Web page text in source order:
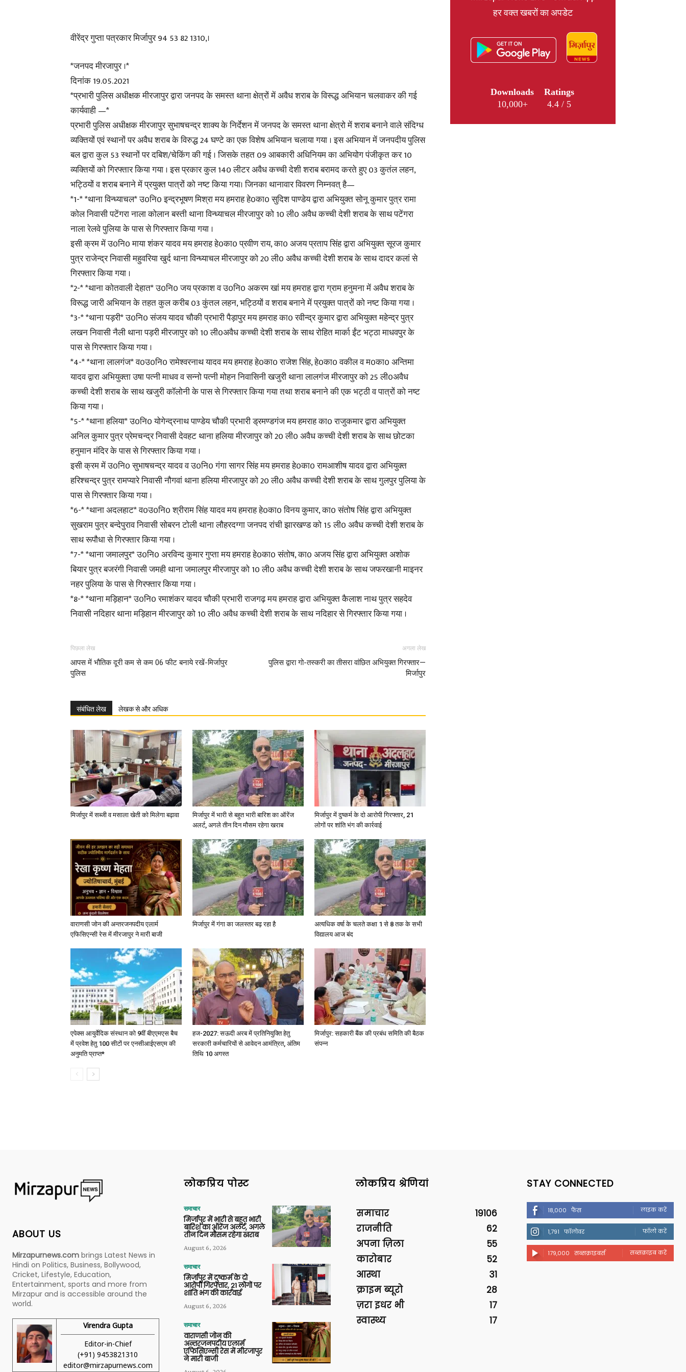
Latest
News
in
Hindi,
Today
News
वीरेंद्र गुप्ता पत्रकार मिर्जापुर 94 53 82 1310,।
*जनपद मीरजापुर ।*
दिनांक 19.05.2021
*प्रभारी पुलिस अधीक्षक मीरजापुर द्वारा जनपद के समस्त थाना क्षेत्रों में अवैध शराब के विरूद्ध अभियान चलवाकर की गई
कार्यवाही —*
प्रभारी पुलिस अधीक्षक मीरजापुर सुभाषचन्द्र शाक्य के निर्देशन में जनपद के समस्त थाना क्षेत्रो में शराब बनाने वाले संदिग्ध
व्यक्तियों एवं स्थानों पर अवैध शराब के विरुद्ध 24 घण्टे का एक विशेष अभियान चलाया गया । इस अभियान में जनपदीय पुलिस
बल द्वारा कुल 53 स्थानों पर दबिश/चेकिंग की गई । जिसके तहत 09 आबकारी अधिनियम का अभियोग पंजीकृत कर 10
व्यक्तियों को गिरफ्तार किया गया । इस प्रकार कुल 140 लीटर अवैध कच्ची देशी शराब बरामद करते हुए 03 कुतंल लहन,
भट्ठियों व शराब बनाने में प्रयुक्त पात्रों को नष्ट किया गया। जिनका थानावार विवरण निम्नवत् है—
*1-* *थाना विन्ध्याचल* उ0नि0 इन्द्रभूषण मिश्रा मय हमराह हे0का0 सुदिश पाण्डेय द्वारा अभियुक्त सोनू कुमार पुत्र रामा
कोल निवासी पटेंगरा नाला कोलान बस्ती थाना विन्ध्याचल मीरजापुर को 10 ली0 अवैध कच्ची देशी शराब के साथ पटेंगरा
नाला रेलवे पुलिया के पास से गिरफ्तार किया गया ।
इसी क्रम में उ0नि0 माया शंकर यादव मय हमराह हे0का0 प्रवीण राय, का0 अजय प्रताप सिंह द्वारा अभियुक्त सूरज कुमार
पुत्र राजेन्द्र निवासी महुवरिया खुर्द थाना विन्ध्याचल मीरजापुर को 20 ली0 अवैध कच्ची देशी शराब के साथ दादर कलां से
गिरफ्तार किया गया ।
*2-* *थाना कोतवाली देहात* उ0नि0 जय प्रकाश व उ0नि0 अकरम खां मय हमराह द्वारा ग्राम हनुमना में अवैध शराब के
विरूद्ध जारी अभियान के तहत कुल करीब 03 कुंतल लहन, भट्ठियों व शराब बनाने में प्रयुक्त पात्रों को नष्ट किया गया ।
*3-* *थाना पड़री* उ0नि0 संजय यादव चौकी प्रभारी पैड़ापुर मय हमराह का0 रवीन्द्र कुमार द्वारा अभियुक्त महेन्द्र पुत्र
लखन निवासी नैली थाना पड़री मीरजापुर को 10 ली0अवैध कच्ची देशी शराब के साथ रोहित मार्का ईंट भट्ठा माधवपुर के
पास से गिरफ्तार किया गया ।
*4-* *थाना लालगंज* व0उ0नि0 रामेश्वरनाथ यादव मय हमराह हे0का0 राजेश सिंह, हे0का0 वकील व म0का0 अन्तिमा
यादव द्वारा अभियुक्ता उषा पत्नी माधव व सन्नो पत्नी मोहन निवासिनी खजुरी थाना लालगंज मीरजापुर को 25 ली0अवैध
कच्ची देशी शराब के साथ खजुरी कॉलोनी के पास से गिरफ्तार किया गया तथा शराब बनाने की एक भट्ठी व पात्रों को नष्ट
किया गया ।
*5-* *थाना हलिया* उ0नि0 योगेन्द्रनाथ पाण्डेय चौकी प्रभारी ड्रमण्डगंज मय हमराह का0 राजुकमार द्वारा अभियुक्त
अनिल कुमार पुत्र प्रेमचन्द्र निवासी देवहट थाना हलिया मीरजापुर को 20 ली0 अवैध कच्ची देशी शराब के साथ छोटका
हनुमान मंदिर के पास से गिरफ्तार किया गया ।
इसी क्रम में उ0नि0 सुभाषचन्द्र यादव व उ0नि0 गंगा सागर सिंह मय हमराह हे0का0 रामआशीष यादव द्वारा अभियुक्त
हरिश्चन्द्र पुत्र रामप्यारे निवासी नौगवां थाना हलिया मीरजापुर को 20 ली0 अवैध कच्ची देशी शराब के साथ गुलपुर पुलिया के
पास से गिरफ्तार किया गया ।
*6-* *थाना अदलहाट* व0उ0नि0 श्रीराम सिंह यादव मय हमराह हे0का0 विनय कुमार, का0 संतोष सिंह द्वारा अभियुक्त
सुखराम पुत्र बन्देपुराव निवासी सोबरन टोली थाना लौहरदग्गा जनपद रांची झारखण्ड को 15 ली0 अवैध कच्ची देशी शराब के
साथ रूपौधा से गिरफ्तार किया गया ।
*7-* *थाना जमालपुर* उ0नि0 अरविन्द कुमार गुप्ता मय हमराह हे0का0 संतोष, का0 अजय सिंह द्वारा अभियुक्त अशोक
बियार पुत्र बजरंगी निवासी जमही थाना जमालपुर मीरजापुर को 10 ली0 अवैध कच्ची देशी शराब के साथ जफरखानी माइनर
नहर पुलिया के पास से गिरफ्तार किया गया ।
*8-* *थाना मड़िहान* उ0नि0 रमाशंकर यादव चौकी प्रभारी राजगढ़ मय हमराह द्वारा अभियुक्त कैलाश नाथ पुत्र सहदेव
निवासी नदिहार थाना मड़िहान मीरजापुर को 10 ली0 अवैध कच्ची देशी शराब के साथ नदिहार से गिरफ्तार किया गया ।
पिछला लेख
आपस में भौतिक दूरी कम से कम 06 फीट बनाये रखें-मिर्जापुर
पुलिस
अगला लेख
पुलिस द्वारा गो-तस्करी का तीसरा वांछित अभियुक्त गिरफ्तार—
मिर्जापुर
संबंधित लेख लेखक से और अधिक
मिर्जापुर में सब्जी व मसाला खेती को मिलेगा बढ़ावा
मिर्जापुर में भारी से बहुत भारी बारिश का ऑरेंज
अलर्ट, अगले तीन दिन मौसम रहेगा खराब
मिर्जापुर में दुष्कर्म के दो आरोपी गिरफ्तार, 21
लोगों पर शांति भंग की कार्रवाई
वाराणसी जोन की अन्तरजनपदीय एलार्म
एफिसिएन्सी रेस में मीरजापुर ने मारी बाजी
मिर्जापुर में गंगा का जलस्तर बढ़ रहा है
अत्यधिक वर्षा के चलते कक्षा 1 से 8 तक के सभी
विद्यालय आज बंद
एपेक्स आयुर्वेदिक संस्थान को 9वीं बीएएमएस बैच
में प्रवेश हेतु 100 सीटों पर एनसीआईएसएम की
अनुमति प्राप्त*
हज-2027: सऊदी अरब में प्रतिनियुक्ति हेतु
सरकारी कर्मचारियों से आवेदन आमंत्रित, अंतिम
तिथि 10 अगस्त
मिर्जापुर: सहकारी बैंक की प्रबंध समिति की बैठक
संपन्न
हर वक्त खबरों का अपडेट
Downloads
10,000+
Ratings
4.4 / 5
ABOUT US
Mirzapurnews.com brings Latest News in
Hindi on Politics, Business, Bollywood,
Cricket, Lifestyle, Education,
Entertainment, sports and more from
Mirzapur and is accessible around the
world.
Virendra Gupta
Editor-in-Chief
(+91) 9453821310
editor@mirzapurnews.com
लोकप्रिय पोस्ट
समाचार
मिर्जापुर में भारी से बहुत भारी
बारिश का ऑरेंज अलर्ट, अगले
तीन दिन मौसम रहेगा खराब
August 6, 2026
समाचार
मिर्जापुर में दुष्कर्म के दो
आरोपी गिरफ्तार, 21 लोगों पर
शांति भंग की कार्रवाई
August 6, 2026
समाचार
वाराणसी जोन की
अन्तरजनपदीय एलार्म
एफिसिएन्सी रेस में मीरजापुर
ने मारी बाजी
लोकप्रिय श्रेणियां
समाचार
19106
राजनीति
62
अपना ज़िला
55
कारोबार
52
आस्था
31
क्राइम ब्यूरो
28
ज़रा इधर भी
17
स्वास्थ्य
17
STAY CONNECTED
18,000 फैंस लाइक करें
1,791 फॉलोवर फॉलो करें
179,000 सब्सक्राइबर्स सब्सक्राइब करें